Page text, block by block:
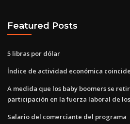
Featured Posts
5 libras por dólar
Índice de actividad económica
A medida que los baby boomers se
participación en la fuerza laboral de
Salario del comerciante del programa